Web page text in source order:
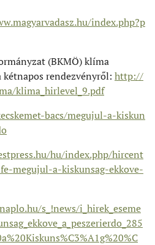
index.php?p
(BKMÖ) klíma
rendezvényről: http://
klima_hirlevel_9.pdf
bacs/megujul-a-kiskun
hu/index.php/hircent
megujul-a-kiskunsag-ekkove-
s_!news/i_hirek_eseme